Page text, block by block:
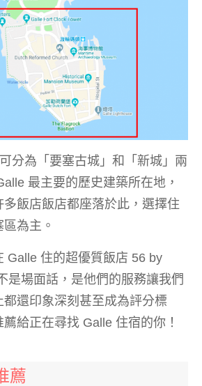
分為「要塞古城」和「新城」兩
最主要的歷史建築所在地，
飯店飯店都座落於此，選擇住
為主。
Galle 住的超優質飯店 56 by
是場面話，是他們的服務讓我們
還印象深刻甚至成為評分標
給正在尋找 Galle 住宿的你！
薦